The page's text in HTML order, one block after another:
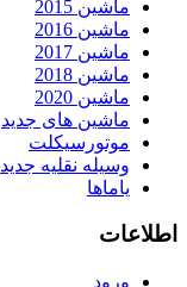
ماشین 2015
ماشین 2016
ماشین 2017
ماشین 2018
ماشین 2020
ماشین های جدید
موتورسیکلت
وسیله نقلیه جدید
یاماها
اطلاعات
ورود